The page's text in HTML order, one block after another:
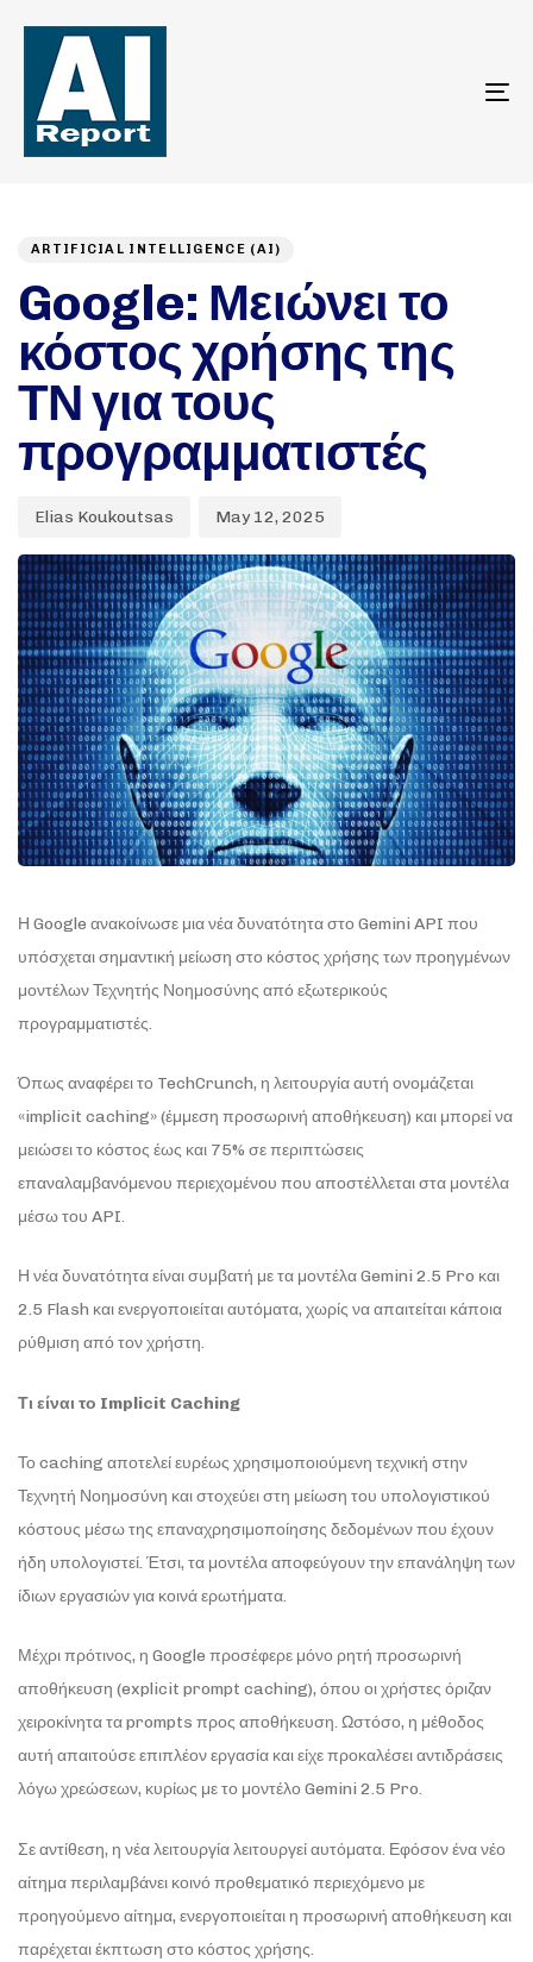
ARTIFICIAL INTELLIGENCE (AI)
Google: Μειώνει το
κόστος χρήσης της
ΤΝ για τους
προγραμματιστές
Elias Koukoutsas May 12, 2025
Η Google ανακοίνωσε μια νέα δυνατότητα στο Gemini API που
υπόσχεται σημαντική μείωση στο κόστος χρήσης των προηγμένων
μοντέλων Τεχνητής Νοημοσύνης από εξωτερικούς
προγραμματιστές.
Όπως αναφέρει το TechCrunch, η λειτουργία αυτή ονομάζεται
«implicit caching» (έμμεση προσωρινή αποθήκευση) και μπορεί να
μειώσει το κόστος έως και 75% σε περιπτώσεις
επαναλαμβανόμενου περιεχομένου που αποστέλλεται στα μοντέλα
μέσω του API.
Η νέα δυνατότητα είναι συμβατή με τα μοντέλα Gemini 2.5 Pro και
2.5 Flash και ενεργοποιείται αυτόματα, χωρίς να απαιτείται κάποια
ρύθμιση από τον χρήστη.
Τι είναι το Implicit Caching
Το caching αποτελεί ευρέως χρησιμοποιούμενη τεχνική στην
Τεχνητή Νοημοσύνη και στοχεύει στη μείωση του υπολογιστικού
κόστους μέσω της επαναχρησιμοποίησης δεδομένων που έχουν
ήδη υπολογιστεί. Έτσι, τα μοντέλα αποφεύγουν την επανάληψη των
ίδιων εργασιών για κοινά ερωτήματα.
Μέχρι πρότινος, η Google προσέφερε μόνο ρητή προσωρινή
αποθήκευση (explicit prompt caching), όπου οι χρήστες όριζαν
χειροκίνητα τα prompts προς αποθήκευση. Ωστόσο, η μέθοδος
αυτή απαιτούσε επιπλέον εργασία και είχε προκαλέσει αντιδράσεις
λόγω χρεώσεων, κυρίως με το μοντέλο Gemini 2.5 Pro.
Σε αντίθεση, η νέα λειτουργία λειτουργεί αυτόματα. Εφόσον ένα νέο
αίτημα περιλαμβάνει κοινό προθεματικό περιεχόμενο με
προηγούμενο αίτημα, ενεργοποιείται η προσωρινή αποθήκευση και
παρέχεται έκπτωση στο κόστος χρήσης.